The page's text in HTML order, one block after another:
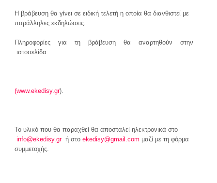
H βράβευση θα γίνει σε ειδική τελετή η οποία θα διανθιστεί µε
παράλληλες εκδηλώσεις.
Πληροφορίες για τη βράβευση θα αναρτηθούν στην
ιστοσελίδα
(www.ekedisy.gr).
Το υλικό που θα παραχθεί θα αποσταλεί ηλεκτρονικά στο
info@ekedisy.grή στο ekedisy@gmail.com µαζί µε τη φόρµα
συµµετοχής.